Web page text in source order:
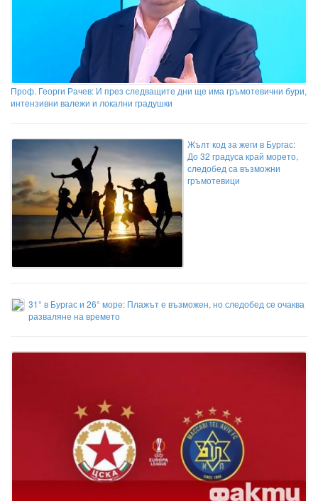
Проф. Георги Рачев: И през следващите дни ще има гръмотевични бури,
интензивни валежи и локални градушки
Жълт код за жеги в Бургас:
До 32 градуса край морето,
следобед са възможни
гръмотевици
31° в Бургас и 26° море: Плажът е възможен, но следобед се очаква
разваляне на времето